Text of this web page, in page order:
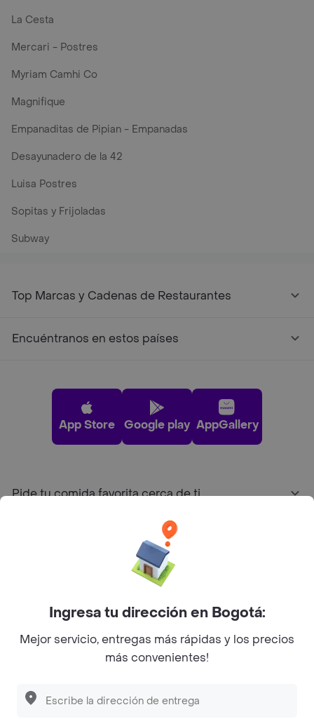
La Cesta
Mercari - Postres
Myriam Camhi Co
Magnifique
Empanaditas de Pipian - Empanadas
Desayunadero de la 42
Luisa Postres
Sopitas y Frijoladas
Subway
Top Marcas y Cadenas de Restaurantes
Encuéntranos en estos países
App Store Google play AppGallery
Pide tu comida favorita cerca de ti
Sobre Rappi
Facebook
Twitter
Instagram
©2026Rappi Inc. All rights reserved.
Ingresa tu dirección en Bogotá:
Mejor servicio, entregas más rápidas y los precios
más convenientes!